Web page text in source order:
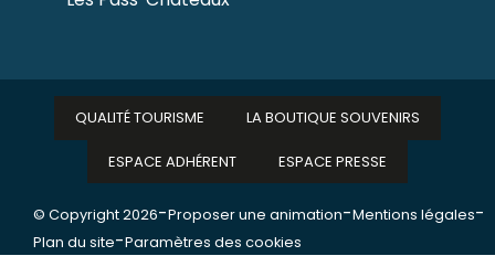
© Copyright 2026-Proposer une animation-Mentions légales-
Plan du site-Paramètres des cookies
QUALITÉ TOURISME LA BOUTIQUE SOUVENIRS
ESPACE ADHÉRENT ESPACE PRESSE